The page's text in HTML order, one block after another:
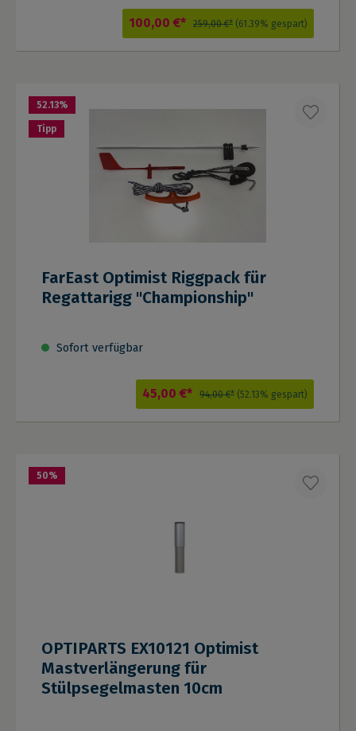
100,00 €* 259,00 €* (61.39% gespart)
52.13%
Tipp
FarEast Optimist Riggpack für
Regattarigg "Championship"
Sofort verfügbar
45,00 €* 94,00 €* (52.13% gespart)
50%
OPTIPARTS EX10121 Optimist
Mastverlängerung für
Stülpsegelmasten 10cm